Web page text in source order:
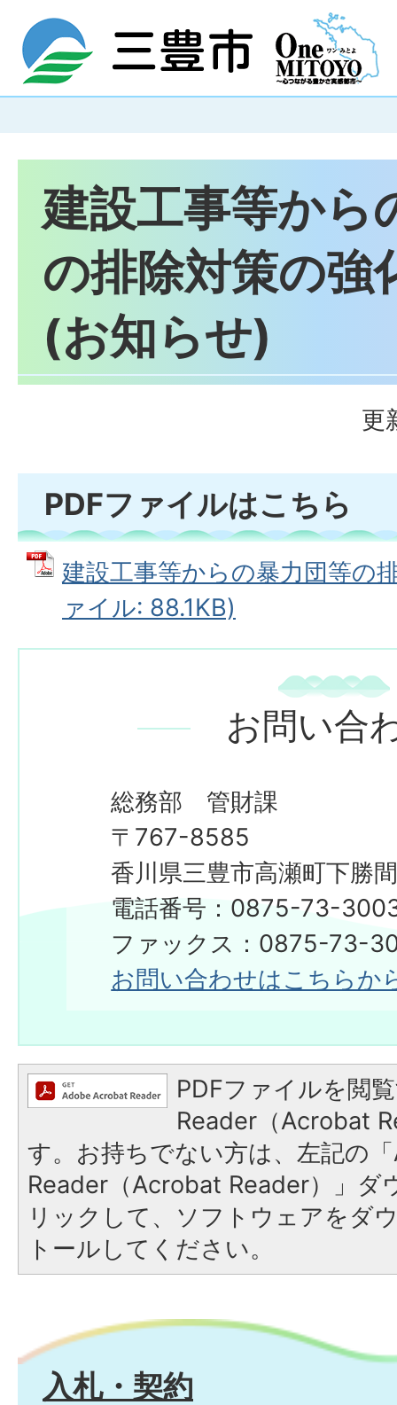
建設工事等から
の排除対策の強
(お知らせ)
更
PDFファイルはこちら
建設工事等からの暴力団等の
ァイル: 88.1KB)
お問い合
総務部 管財課
〒767-8585
香川県三豊市高瀬町下勝
電話番号：0875-73-
ファックス：0875-73-
お問い合わせはこちらか
PDFファイルを閲
Reader（Acrobat
す。お持ちでない方は、左記の
Reader（Acrobat Reader）」ダ
リックして、ソフトウェアをダ
トールしてください。
入札・契約